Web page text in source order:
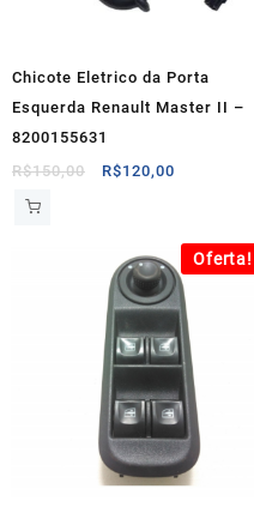
Chicote Eletrico da Porta
Esquerda Renault Master II –
8200155631
R$150,00
O
R$150,00.
R$120,00
é:
R$120,00.
Oferta!